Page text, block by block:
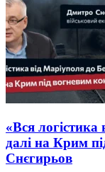
«Вся логістика
далі на Крим
Снєгирьов